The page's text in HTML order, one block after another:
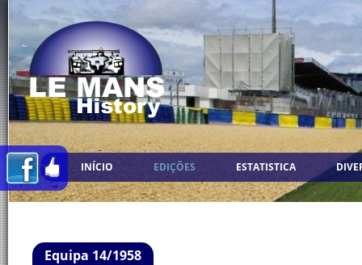
INÍCIO EDIÇÕES ESTATISTICA
Equipa 14/1958